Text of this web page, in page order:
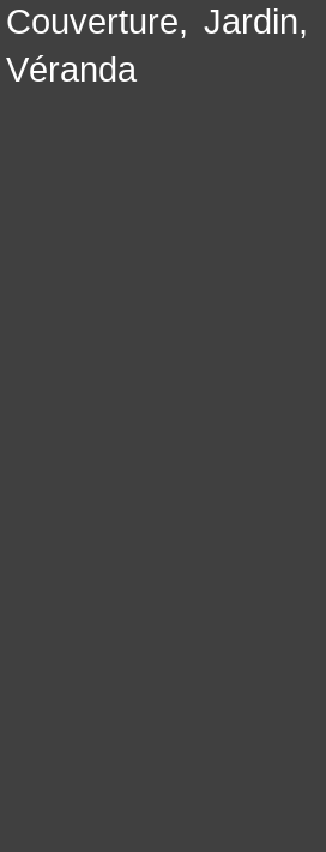
Couverture,Jardin,
Véranda